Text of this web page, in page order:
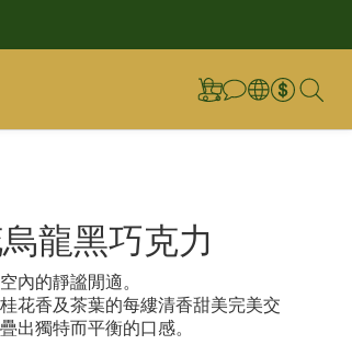
龍黑巧克力
內的靜謐閒適。
花香及茶葉的每縷清香甜美完美交
出獨特而平衡的口感。